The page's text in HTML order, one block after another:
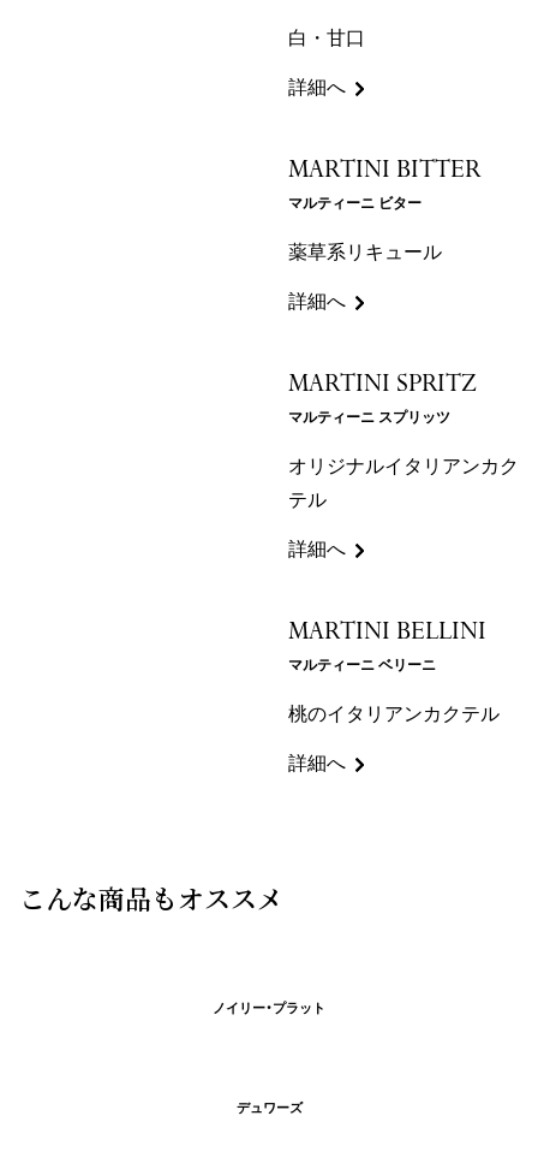
白・甘口
詳細へ
MARTINI BITTER
マルティーニ ビター
薬草系リキュール
詳細へ
MARTINI SPRITZ
マルティーニ スプリッツ
オリジナルイタリアンカク
テル
詳細へ
MARTINI BELLINI
マルティーニ ベリーニ
桃のイタリアンカクテル
詳細へ
こんな商品もオススメ
ノイリー・プラット
デュワーズ